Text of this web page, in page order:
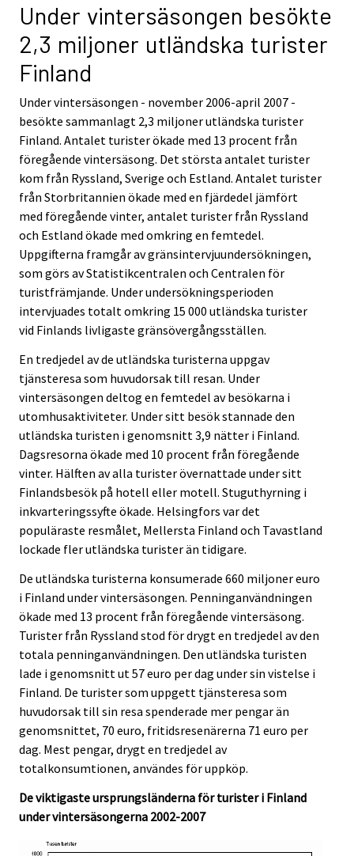
Under vintersäsongen besökte
2,3 miljoner utländska turister
Finland
Under vintersäsongen - november 2006-april 2007 -
besökte sammanlagt 2,3 miljoner utländska turister
Finland. Antalet turister ökade med 13 procent från
föregående vintersäsong. Det största antalet turister
kom från Ryssland, Sverige och Estland. Antalet turister
från Storbritannien ökade med en fjärdedel jämfört
med föregående vinter, antalet turister från Ryssland
och Estland ökade med omkring en femtedel.
Uppgifterna framgår av gränsintervjuundersökningen,
som görs av Statistikcentralen och Centralen för
turistfrämjande. Under undersökningsperioden
intervjuades totalt omkring 15 000 utländska turister
vid Finlands livligaste gränsövergångsställen.
En tredjedel av de utländska turisterna uppgav
tjänsteresa som huvudorsak till resan. Under
vintersäsongen deltog en femtedel av besökarna i
utomhusaktiviteter. Under sitt besök stannade den
utländska turisten i genomsnitt 3,9 nätter i Finland.
Dagsresorna ökade med 10 procent från föregående
vinter. Hälften av alla turister övernattade under sitt
Finlandsbesök på hotell eller motell. Stuguthyrning i
inkvarteringssyfte ökade. Helsingfors var det
populäraste resmålet, Mellersta Finland och Tavastland
lockade fler utländska turister än tidigare.
De utländska turisterna konsumerade 660 miljoner euro
i Finland under vintersäsongen. Penninganvändningen
ökade med 13 procent från föregående vintersäsong.
Turister från Ryssland stod för drygt en tredjedel av den
totala penninganvändningen. Den utländska turisten
lade i genomsnitt ut 57 euro per dag under sin vistelse i
Finland. De turister som uppgett tjänsteresa som
huvudorsak till sin resa spenderade mer pengar än
genomsnittet, 70 euro, fritidsresenärerna 71 euro per
dag. Mest pengar, drygt en tredjedel av
totalkonsumtionen, användes för uppköp.
De viktigaste ursprungsländerna för turister i Finland
under vintersäsongerna 2002-2007